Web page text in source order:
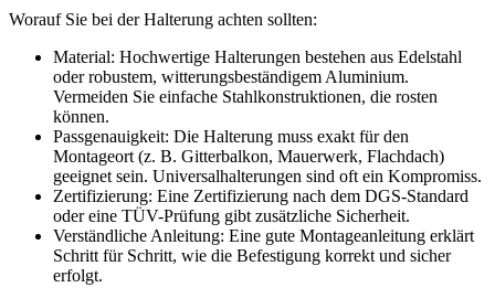
Worauf Sie bei der Halterung achten sollten:
Material: Hochwertige Halterungen bestehen aus Edelstahl
oder robustem, witterungsbeständigem Aluminium.
Vermeiden Sie einfache Stahlkonstruktionen, die rosten
können.
Passgenauigkeit: Die Halterung muss exakt für den
Montageort (z. B. Gitterbalkon, Mauerwerk, Flachdach)
geeignet sein. Universalhalterungen sind oft ein Kompromiss.
Zertifizierung: Eine Zertifizierung nach dem DGS-Standard
oder eine TÜV-Prüfung gibt zusätzliche Sicherheit.
Verständliche Anleitung: Eine gute Montageanleitung erklärt
Schritt für Schritt, wie die Befestigung korrekt und sicher
erfolgt.